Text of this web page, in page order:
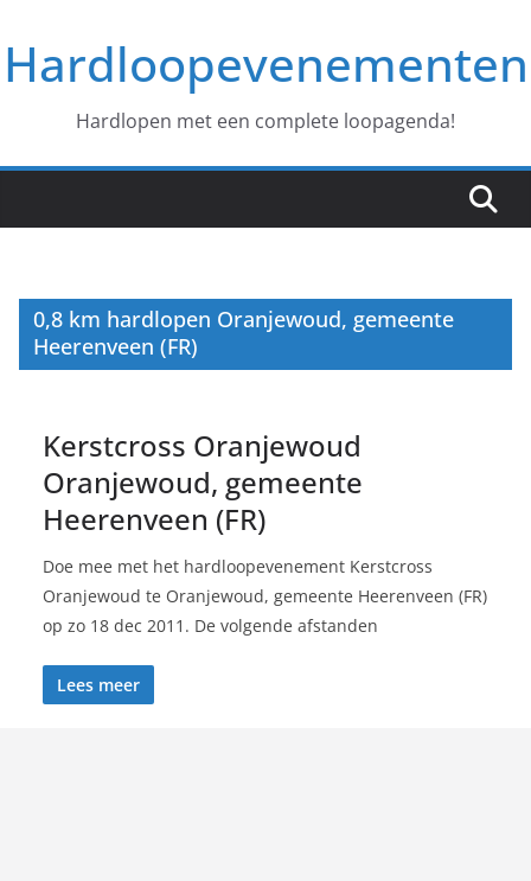
naar
deHardloopevenementen
Hardlopen met een complete loopagenda!
0,8 km hardlopen Oranjewoud, gemeente
Heerenveen (FR)
Kerstcross Oranjewoud
Oranjewoud, gemeente
Heerenveen (FR)
Doe mee met het hardloopevenement Kerstcross
Oranjewoud te Oranjewoud, gemeente Heerenveen (FR)
op zo 18 dec 2011. De volgende afstanden
Lees meer